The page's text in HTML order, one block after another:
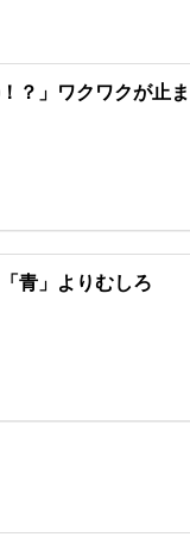
？」ワクワクが止ま
青」よりむしろ